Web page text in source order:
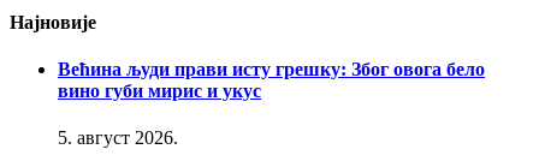
Најновије
Већина људи прави исту грешку: Због овога бело
вино губи мирис и укус
5. август 2026.